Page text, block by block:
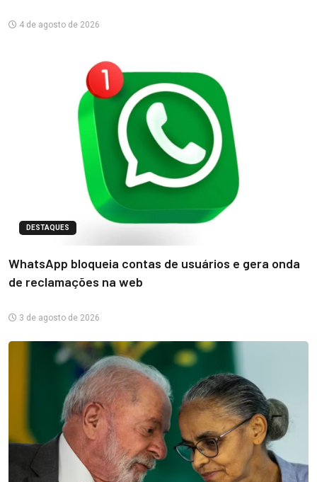
4 de agosto de 2026
DESTAQUES
WhatsApp bloqueia contas de usuários e gera onda
de reclamações na web
3 de agosto de 2026